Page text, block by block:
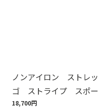
ノンアイロン ストレ
ゴ ストライプ スポ
18,700円